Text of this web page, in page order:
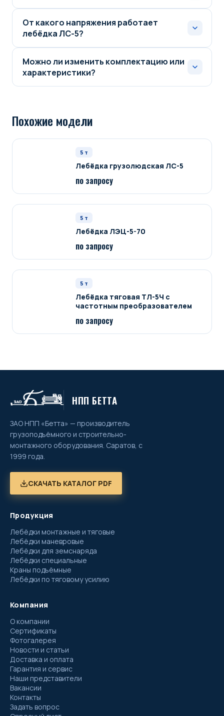
От какого напряжения работает
лебёдка ЛС-5?
Можно ли изменить комплектацию или
характеристики?
Похожие модели
5 т
Лебёдка грузолюдская ЛС-5
по запросу
5 т
Лебёдка ЛЭЦ-5-70
по запросу
5 т
Лебёдка тяговая ТЛ-5Ч с
частотным преобразователем
по запросу
НПП БЕТТА
ЗАО НПП «Бетта» — производитель
грузоподъёмного и строительно-
монтажного оборудования. Саратов, с
1999 года.
СКАЧАТЬ КАТАЛОГ PDF
Продукция
Лебёдки монтажные и тяговые
Лебёдки маневровые
Лебёдки для земснаряда
Лебёдки специальные
Краны подъёмные
Лебёдки по тяговому усилию
Компания
О компании
Сертификаты
Фотогалерея
Новости и статьи
Доставка и оплата
Гарантия и сервис
Наши представители
Вакансии
Контакты
Задать вопрос